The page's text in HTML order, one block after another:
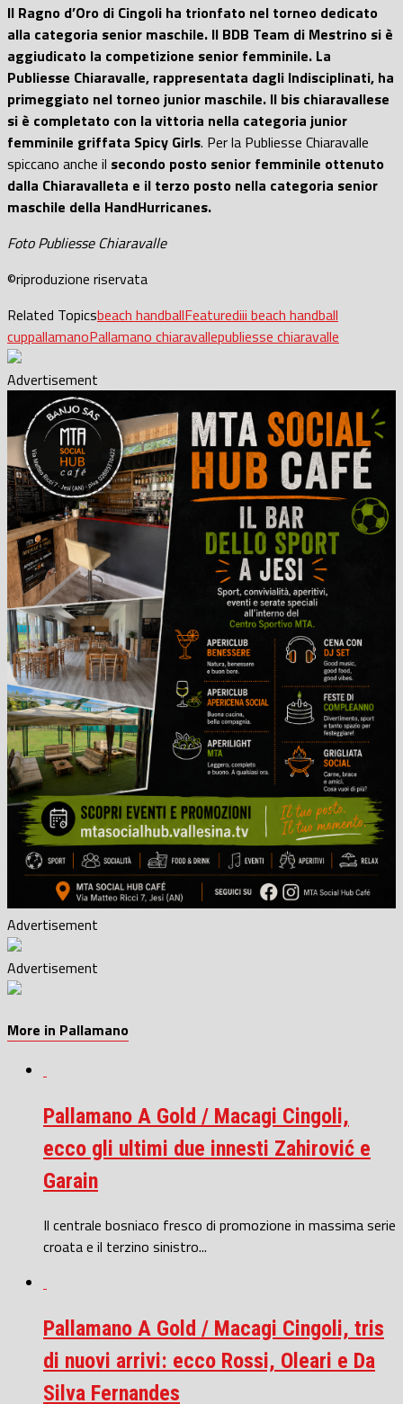
Il Ragno d’Oro di Cingoli ha trionfato nel torneo dedicato
alla categoria senior maschile. Il BDB Team di Mestrino si è
aggiudicato la competizione senior femminile. La
Publiesse Chiaravalle, rappresentata dagli Indisciplinati, ha
primeggiato nel torneo junior maschile. Il bis chiaravallese
si è completato con la vittoria nella categoria junior
femminile griffata Spicy Girls. Per la Publiesse Chiaravalle
spiccano anche il secondo posto senior femminile ottenuto
dalla Chiaravalleta e il terzo posto nella categoria senior
maschile della HandHurricanes.
Foto Publiesse Chiaravalle
©riproduzione riservata
Related Topicsbeach handballFeaturediii beach handball
cuppallamanoPallamano chiaravallepubliesse chiaravalle
Advertisement
Advertisement
Advertisement
More in Pallamano
Pallamano A Gold / Macagi Cingoli,
ecco gli ultimi due innesti Zahirović e
Garain
Il centrale bosniaco fresco di promozione in massima serie
croata e il terzino sinistro...
Pallamano A Gold / Macagi Cingoli, tris
di nuovi arrivi: ecco Rossi, Oleari e Da
Silva Fernandes